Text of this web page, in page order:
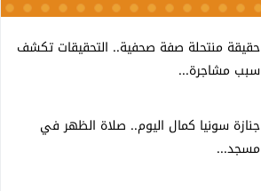
حقيقة منتحلة صفة صحفية.. التحقيقات تكشف
سبب مشاجرة...
جنازة سونيا كمال اليوم.. صلاة الظهر في
مسجد...